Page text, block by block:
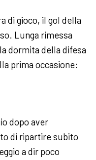
di gioco, il gol della
Lunga rimessa
dormita della difesa
prima occasione:
dopo aver
di ripartire subito
a dir poco